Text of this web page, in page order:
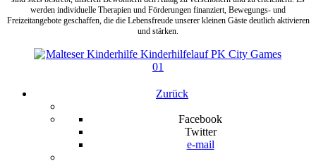
werden individuelle Therapien und Förderungen finanziert, Bewegungs- und
Freizeitangebote geschaffen, die die Lebensfreude unserer kleinen Gäste deutlich aktivieren
und stärken.
Zurück
Facebook
Twitter
e-mail